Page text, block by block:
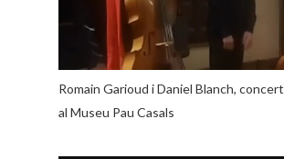
Romain Garioud i Daniel Blanch, concert
al Museu Pau Casals